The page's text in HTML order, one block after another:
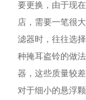
要更换，由于现
店，需要一笔很
滤器时，往往选
种掩耳盗铃的做
器，这些质量较
对于细小的悬浮